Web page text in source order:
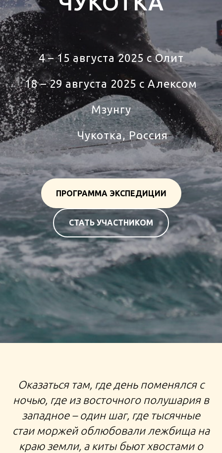
4 – 15 августа 2025 c Олит
18 – 29 августа 2025 с Алексом
Мзунгу
ТурЧукотка, Россия
ПРОГРАММА ЭКСПЕДИЦИИ
СТАТЬ УЧАСТНИКОМ
ПУТЕШЕСТВИЕ К КИТОБОЯМ МОРЗВЕРОБОЯМ
ОЛЕНЕВОДАМ ТРИП К ЧУКЧАМ ИНУИТАМ
ЭСКИМОСАМ ЭКСПЕДИЦИЯ ТУР В ЛОРИНО
Оказаться там, где день поменялся с
ночью, где из восточного полушария в
западное – один шаг, где тысячные
стаи моржей облюбовали лежбища на
краю земли, а киты бьют хвостами о